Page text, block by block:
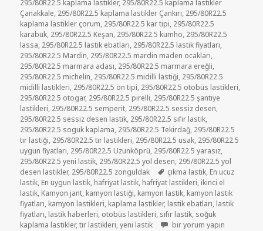
295/80R22.5 kaplama lastikler, 295/80R22.5 kaplama lastikler
Çanakkale, 295/80R22.5 kaplama lastikler Çankırı, 295/80R22.5
kaplama lastikler çorum, 295/80R22.5 kar tipi, 295/80R22.5
karabük, 295/80R22.5 Keşan, 295/80R22.5 kumho, 295/80R22.5
lassa, 295/80R22.5 lastik ebatları, 295/80R22.5 lastik fiyatları,
295/80R22.5 Mardin, 295/80R22.5 mardin maden ocakları,
295/80R22.5 marmara adası, 295/80R22.5 marmara ereğli,
295/80R22.5 michelin, 295/80R22.5 midilli lastiği, 295/80R22.5
midilli lastikleri, 295/80R22.5 ön tipi, 295/80R22.5 otobüs lastikleri,
295/80R22.5 otogar, 295/80R22.5 pirelli, 295/80R22.5 şantiye
lastikleri, 295/80R22.5 semperit, 295/80R22.5 sessiz desen,
295/80R22.5 sessiz desen lastik, 295/80R22.5 sıfır lastik,
295/80R22.5 soguk kaplama, 295/80R22.5 Tekirdağ, 295/80R22.5
tır lastiği, 295/80R22.5 tır lastikleri, 295/80R22.5 usak, 295/80R22.5
uygun fiyatları, 295/80R22.5 Uzunköprü, 295/80R22.5 yarasız,
295/80R22.5 yeni lastik, 295/80R22.5 yol desen, 295/80R22.5 yol
desen lastikler, 295/80R22.5 zonguldak Etiketler
çıkma lastik, En ucuz
lastik, En uygun lastik, hafriyat lastik, hafriyat lastikleri, ikinci el
lastik, Kamyon jant, kamyon lastiği, kamyon lastik, kamyon lastik
fiyatları, kamyon lastikleri, kaplama lastikler, lastik ebatları, lastik
fiyatları, lastik haberleri, otobüs lastikleri, sıfır lastik, soğuk
kaplama lastikler,tır lastikleri,yeni lastik HAFRİYAT İKİNCİ EL
bir yorum yapın